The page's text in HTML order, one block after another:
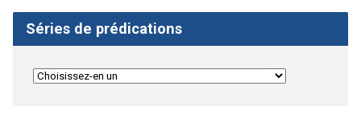
Séries de prédications